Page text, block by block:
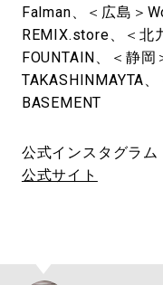
Falman、＜広島＞
REMIX.store、＜北
FOUNTAIN、＜静岡
TAKASHINMAYTA
BASEMENT
公式インスタグラム
公式サイト